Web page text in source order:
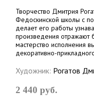
Творчество Дмитрия
Федоскинской школы с
делает его работы
произведения отражают
мастерство исполнения
декоративно-
Художник: Рогатов
2 440 руб.